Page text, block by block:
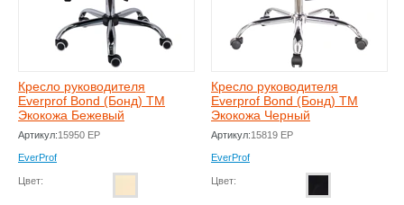
Кресло руководителя
Everprof Bond (Бонд) TM
Экокожа Бежевый
Артикул:15950 EP
EverProf
Цвет:
Кресло руководителя
Everprof Bond (Бонд) TM
Экокожа Черный
Артикул:15819 EP
EverProf
Цвет: